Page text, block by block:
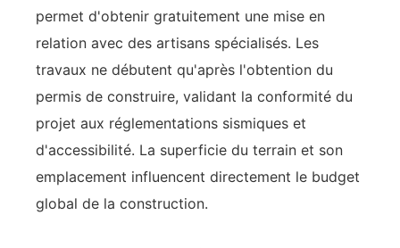
permet d'obtenir gratuitement une mise en
relation avec des artisans spécialisés. Les
travaux ne débutent qu'après l'obtention du
permis de construire, validant la conformité du
projet aux réglementations sismiques et
d'accessibilité. La superficie du terrain et son
emplacement influencent directement le budget
global de la construction.